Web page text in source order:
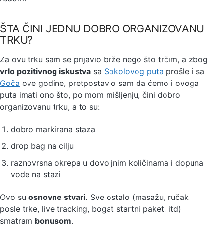
ŠTA ČINI JEDNU DOBRO ORGANIZOVANU
TRKU?
Za ovu trku sam se prijavio brže nego što trčim, a zbog
vrlo pozitivnog iskustva sa Sokolovog puta prošle i sa
Goča ove godine, pretpostavio sam da ćemo i ovoga
puta imati ono što, po mom mišljenju, čini dobro
organizovanu trku, a to su:
dobro markirana staza
drop bag na cilju
raznovrsna okrepa u dovoljnim količinama i dopuna
vode na stazi
Ovo su osnovne stvari. Sve ostalo (masažu, ručak
posle trke, live tracking, bogat startni paket, itd)
smatram bonusom.